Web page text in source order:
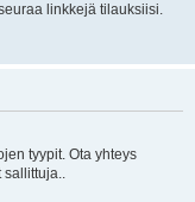
linkkejä tilauksiisi.
tyypit. Ota yhteys
sallittuja..